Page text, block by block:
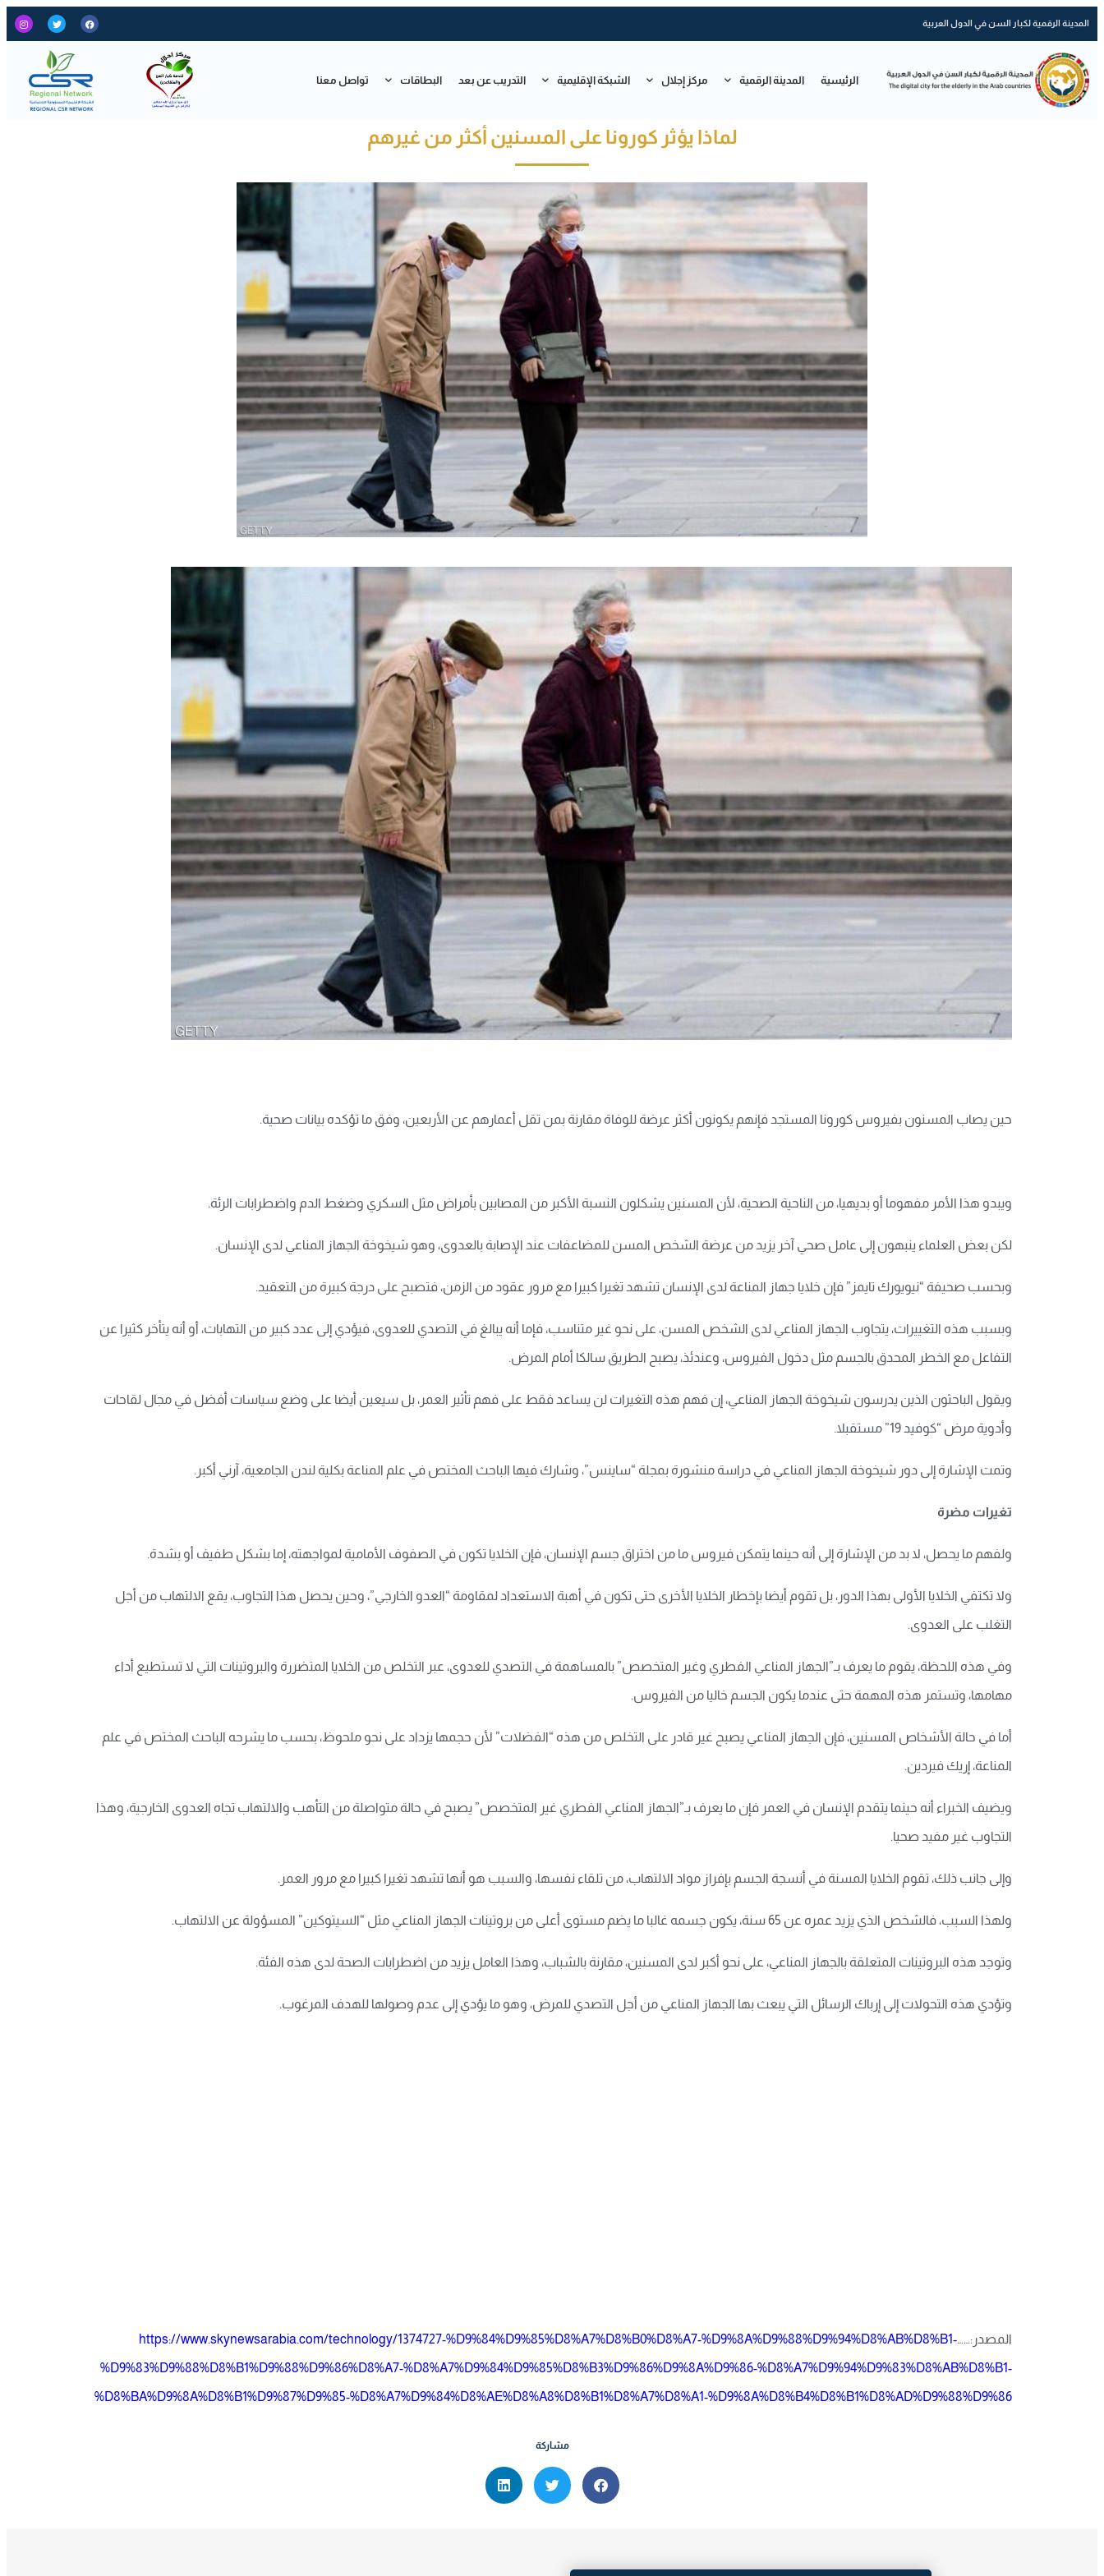
المدينة الرقمية لكبار السن في الدول العربية
الرئيسية المدينة الرقمية مركز إجلال الشبكة الإقليمية التدريب عن بعد البطاقات تواصل معنا
لماذا يؤثر كورونا على المسنين أكثر من غيرهم
حين يصاب المسنون بفيروس كورونا المستجد فإنهم يكونون أكثر عرضة للوفاة مقارنة بمن تقل أعمارهم عن الأربعين، وفق ما تؤكده بيانات صحية.
ويبدو هذا الأمر مفهوما أو بديهيا، من الناحية الصحية، لأن المسنين يشكلون النسبة الأكبر من المصابين بأمراض مثل السكري وضغط الدم واضطرابات الرئة.
لكن بعض العلماء ينبهون إلى عامل صحي آخر يزيد من عرضة الشخص المسن للمضاعفات عند الإصابة بالعدوى، وهو شيخوخة الجهاز المناعي لدى الإنسان.
وبحسب صحيفة “نيويورك تايمز” فإن خلايا جهاز المناعة لدى الإنسان تشهد تغيرا كبيرا مع مرور عقود من الزمن، فتصبح على درجة كبيرة من التعقيد.
وبسبب هذه التغييرات، يتجاوب الجهاز المناعي لدى الشخص المسن، على نحو غير متناسب، فإما أنه يبالغ في التصدي للعدوى، فيؤدي إلى عدد كبير من التهابات، أو أنه يتأخر كثيرا عن
التفاعل مع الخطر المحدق بالجسم مثل دخول الفيروس، وعندئذ، يصبح الطريق سالكا أمام المرض.
ويقول الباحثون الذين يدرسون شيخوخة الجهاز المناعي، إن فهم هذه التغيرات لن يساعد فقط على فهم تأثير العمر، بل سيعين أيضا على وضع سياسات أفضل في مجال لقاحات
وأدوية مرض “كوفيد 19” مستقبلا.
وتمت الإشارة إلى دور شيخوخة الجهاز المناعي في دراسة منشورة بمجلة “ساينس”، وشارك فيها الباحث المختص في علم المناعة بكلية لندن الجامعية، آرني أكبر.
تغيرات مضرة
ولفهم ما يحصل، لا بد من الإشارة إلى أنه حينما يتمكن فيروس ما من اختراق جسم الإنسان، فإن الخلايا تكون في الصفوف الأمامية لمواجهته، إما بشكل طفيف أو بشدة.
ولا تكتفي الخلايا الأولى بهذا الدور، بل تقوم أيضا بإخطار الخلايا الأخرى حتى تكون في أهبة الاستعداد لمقاومة “العدو الخارجي”، وحين يحصل هذا التجاوب، يقع الالتهاب من أجل
التغلب على العدوى.
وفي هذه اللحظة، يقوم ما يعرف بـ”الجهاز المناعي الفطري وغير المتخصص” بالمساهمة في التصدي للعدوى، عبر التخلص من الخلايا المتضررة والبروتينات التي لا تستطيع أداء
مهامها، وتستمر هذه المهمة حتى عندما يكون الجسم خاليا من الفيروس.
أما في حالة الأشخاص المسنين، فإن الجهاز المناعي يصبح غير قادر على التخلص من هذه “الفضلات” لأن حجمها يزداد على نحو ملحوظ، بحسب ما يشرحه الباحث المختص في علم
المناعة، إريك فيردين.
ويضيف الخبراء أنه حينما يتقدم الإنسان في العمر فإن ما يعرف بـ”الجهاز المناعي الفطري غير المتخصص” يصبح في حالة متواصلة من التأهب والالتهاب تجاه العدوى الخارجية، وهذا
التجاوب غير مفيد صحيا.
وإلى جانب ذلك، تقوم الخلايا المسنة في أنسجة الجسم بإفراز مواد الالتهاب، من تلقاء نفسها، والسبب هو أنها تشهد تغيرا كبيرا مع مرور العمر.
ولهذا السبب، فالشخص الذي يزيد عمره عن 65 سنة، يكون جسمه غالبا ما يضم مستوى أعلى من بروتينات الجهاز المناعي مثل “السيتوكين” المسؤولة عن الالتهاب.
وتوجد هذه البروتينات المتعلقة بالجهاز المناعي، على نحو أكبر لدى المسنين، مقارنة بالشباب، وهذا العامل يزيد من اضطرابات الصحة لدى هذه الفئة.
وتؤدي هذه التحولات إلى إرباك الرسائل التي يبعث بها الجهاز المناعي من أجل التصدي للمرض، وهو ما يؤدي إلى عدم وصولها للهدف المرغوب.
المصدر:……https://www.skynewsarabia.com/technology/1374727-%D9%84%D9%85%D8%A7%D8%B0%D8%A7-%D9%8A%D9%88%D9%94%D8%AB%D8%B1-
%D9%83%D9%88%D8%B1%D9%88%D9%86%D8%A7-%D8%A7%D9%84%D9%85%D8%B3%D9%86%D9%8A%D9%86-%D8%A7%D9%94%D9%83%D8%AB%D8%B1-
%D8%BA%D9%8A%D8%B1%D9%87%D9%85-%D8%A7%D9%84%D8%AE%D8%A8%D8%B1%D8%A7%D8%A1-%D9%8A%D8%B4%D8%B1%D8%AD%D9%88%D9%86
مشاركة